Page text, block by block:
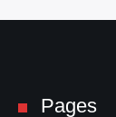
Pages